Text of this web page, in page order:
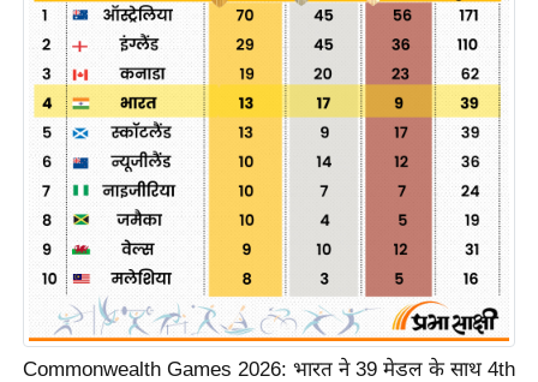
क्रा
इ
म
ई
प
र
मि
ल
Commonwealth Games 2026: भारत ने 39 मेडल के साथ 4th